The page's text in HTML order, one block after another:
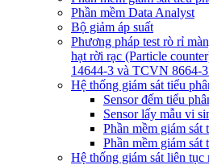
Phần mềm Data Analyst
Bộ giảm áp suất
Phương pháp test rò rỉ
hạt rời rạc (Particle
14644-3 và TCVN 8664-
Hệ thống giám sát tiểu
Sensor đếm tiểu
Sensor lấy mẫu vi
Phần mềm giám sát
Phần mềm giám
Hệ thống giám sát liên tục